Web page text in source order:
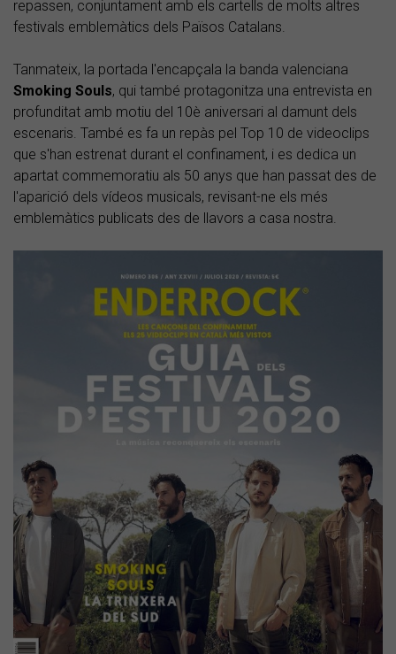
repassen, conjuntament amb els cartells de molts altres
festivals emblemàtics dels Països Catalans.
Tanmateix, la portada l'encapçala la banda valenciana
Smoking Souls, qui també protagonitza una entrevista en
profunditat amb motiu del 10è aniversari al damunt dels
escenaris. També es fa un repàs pel Top 10 de videoclips
que s'han estrenat durant el confinament, i es dedica un
apartat commemoratiu als 50 anys que han passat des de
l'aparició dels vídeos musicals, revisant-ne els més
emblemàtics publicats des de llavors a casa nostra.